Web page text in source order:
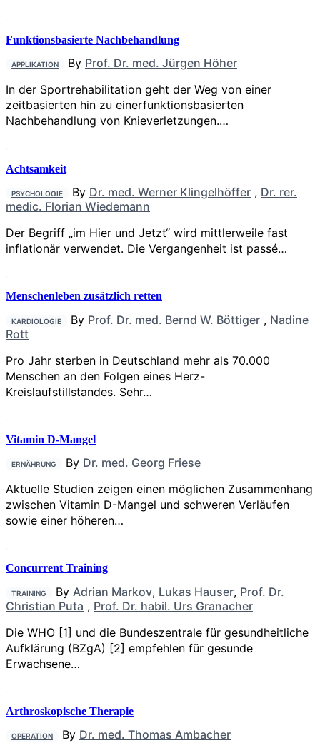
Funktionsbasierte Nachbehandlung
APPLIKATION By Prof. Dr. med. Jürgen Höher
In der Sportrehabilitation geht der Weg von einer
zeitbasierten hin zu einerfunktionsbasierten
Nachbehandlung von Knie­verletzungen.…
Achtsamkeit
PSYCHOLOGIE By Dr. med. Werner Klingelhöffer , Dr. rer.
medic. Florian Wiedemann
Der Begriff „im Hier und Jetzt“ wird mittlerweile fast
inflationär verwendet. Die Vergangenheit ist passé…
Menschenleben zusätzlich retten
KARDIOLOGIE By Prof. Dr. med. Bernd W. Böttiger , Nadine
Rott
Pro Jahr sterben in Deutschland mehr als 70.000
Menschen an den Folgen eines Herz-
Kreislaufstillstandes. Sehr…
Vitamin D-Mangel
ERNÄHRUNG By Dr. med. Georg Friese
Aktuelle Studien zeigen einen möglichen Zusammenhang
zwischen Vitamin D-Mangel und schweren Verläufen
sowie einer höheren…
Concurrent Training
TRAINING By Adrian Markov, Lukas Hauser, Prof. Dr.
Christian Puta , Prof. Dr. habil. Urs Granacher
Die WHO [1] und die Bundeszentrale für gesundheitliche
Aufklärung (BZgA) [2] empfehlen für gesunde
Erwachsene…
Arthroskopische Therapie
OPERATION By Dr. med. Thomas Ambacher